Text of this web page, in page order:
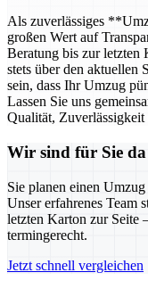
Als zuverlässiges
großen Wert auf
Beratung bis zur letzten
stets über den aktuellen
sein, dass Ihr Umzug
Lassen Sie uns
Qualität,
Wir sind für Sie da
Sie planen einen
Unser erfahrenes Team
letzten Karton zur Seite
termingerecht.
Jetzt schnell vergleichen